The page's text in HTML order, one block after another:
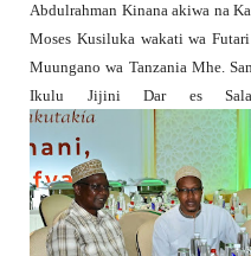
Abdulrahman Kinana akiwa na
Moses Kusiluka wakati wa
Muungano wa Tanzania Mhe.
Ikulu Jijini Dar es